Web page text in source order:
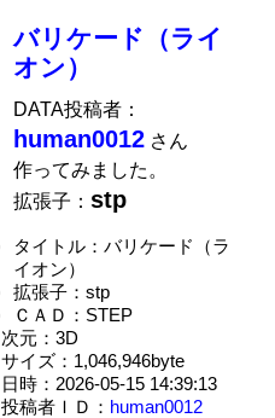
バリケード（ライ
オン）
DATA投稿者：
human0012 さん
作ってみました。
拡張子：stp
タイトル：バリケード（ラ
イオン）
拡張子：stp
ＣＡＤ：STEP
次元：3D
サイズ：1,046,946byte
日時：2026-05-15 14:39:13
投稿者ＩＤ： human0012